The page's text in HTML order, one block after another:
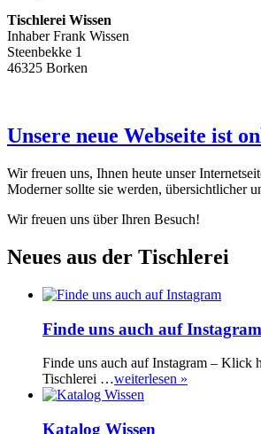
Tischlerei Wissen
Inhaber Frank Wissen
Steenbekke 1
46325 Borken
Unsere neue Webseite ist
Wir freuen uns, Ihnen heute unser
Moderner sollte sie werden, übersichtlicher
Wir freuen uns über Ihren Besuch!
Neues aus der Tischlerei
Finde uns auch auf Instagram
Finde uns auch auf Instagram – Klick
Tischlerei …weiterlesen »
Katalog Wissen